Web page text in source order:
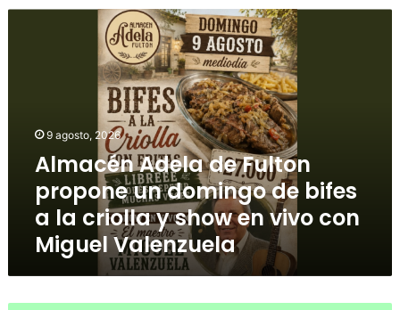
9 agosto, 2026
Almacén Adela de Fulton
propone un domingo de bifes
a la criolla y show en vivo con
Miguel Valenzuela